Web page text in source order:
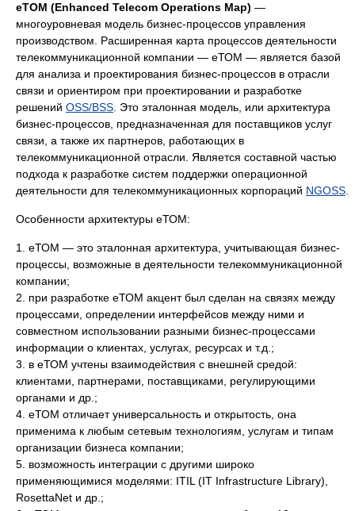
eTOM (Enhanced Telecom Operations Map) —
многоуровневая модель бизнес-процессов управления
производством. Расширенная карта процессов деятельности
телекоммуникационной компании — еТОМ — является базой
для анализа и проектирования бизнес-процессов в отрасли
связи и ориентиром при проектировании и разработке
решений OSS/BSS . Это эталонная модель, или архитектура
бизнес-процессов, предназначенная для поставщиков услуг
связи, а также их партнеров, работающих в
телекоммуникационной отрасли. Является составной частью
подхода к разработке систем поддержки операционной
деятельности для телекоммуникационных корпораций NGOSS
Особенности архитектуры еТОМ:
1. еТОМ — это эталонная архитектура, учитывающая бизнес-
процессы, возможные в деятельности телекоммуникационной
компании;
2. при разработке еТОМ акцент был сделан на связях между
процессами, определении интерфейсов между ними и
совместном использовании разными бизнес-процессами
информации о клиентах, услугах, ресурсах и т.д.;
3. в еТОМ учтены взаимодействия с внешней средой:
клиентами, партнерами, поставщиками, регулирующими
органами и др.;
4. еТОМ отличает универсальность и открытость, она
применима к любым сетевым технологиям, услугам и типам
организации бизнеса компании;
5. возможность интеграции с другими широко
применяющимися моделями: ITIL (IT Infrastructure Library),
RosettaNet и др.;